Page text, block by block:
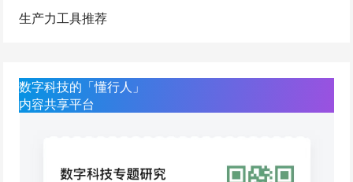
生产力工具推荐
数字科技的「懂行人」
内容共享平台